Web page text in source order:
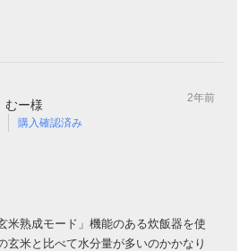
むー様
購入確認済み
2年前
米熟成モード」機能のある炊飯器を使
玄米と比べて水分量が多いのかかなり